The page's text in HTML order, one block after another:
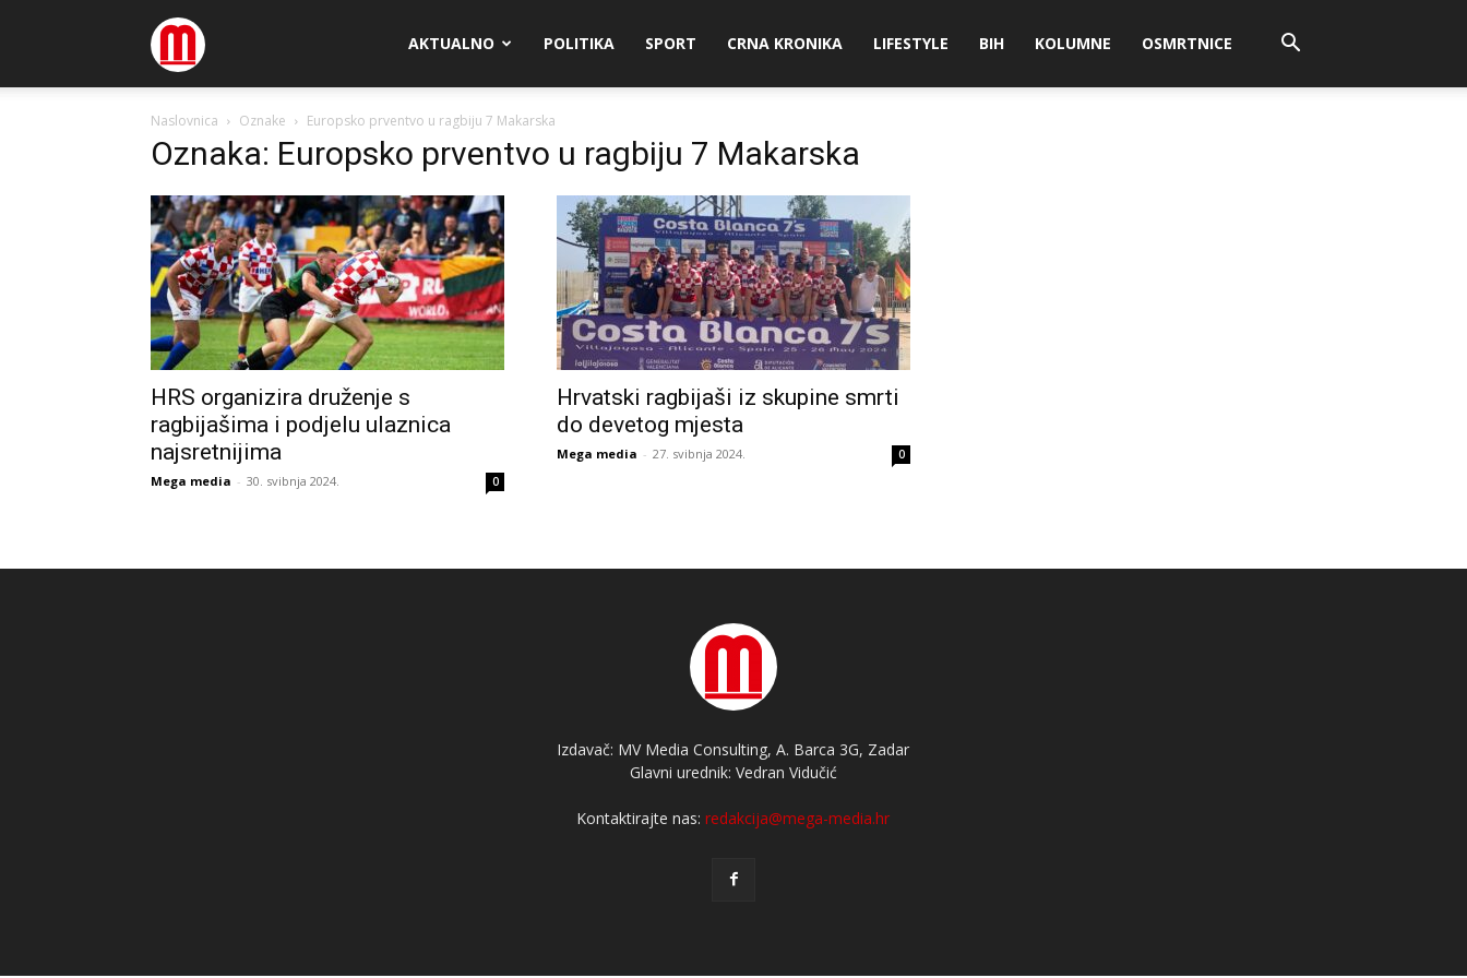
Megamedia AKTUALNO POLITIKA SPORT CRNA KRONIKA LIFESTYLE BIH KOLUMNE OSMRTNICE
Naslovnica Oznake Europsko prventvo u ragbiju 7 Makarska
Oznaka: Europsko prventvo u ragbiju 7 Makarska
HRS organizira druženje s
ragbijašima i podjelu ulaznica
najsretnijima
Mega media - 30. svibnja 2024. 0
Hrvatski ragbijaši iz skupine smrti
do devetog mjesta
Mega media - 27. svibnja 2024. 0
Izdavač: MV Media Consulting, A. Barca 3G, Zadar
Glavni urednik: Vedran Vidučić
Kontaktirajte nas:redakcija@mega-media.hr